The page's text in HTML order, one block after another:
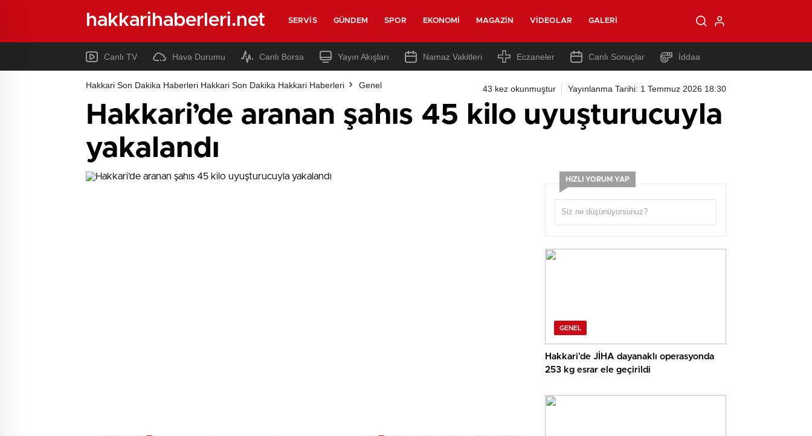
hakkarihaberleri.net SERVIS GÜNDEM SPOR EKONOMI MAGAZIN VIDEOLAR GALERI
Canlı TV Hava Durumu Canlı Borsa Yayın Akışları Namaz Vakitleri Eczaneler Canlı Sonuçlar İddaa
Hakkari Son Dakika Haberleri Hakkari Son Dakika Hakkari Haberleri Genel 43 kez okunmuştur Yayınlanma Tarihi: 1 Temmuz 2026 18:30
Hakkari’de aranan şahıs 45 kilo uyuşturucuyla
yakalandı
HIZLI YORUM YAP
GENEL
Hakkari’de JİHA dayanaklı operasyonda
253 kg esrar ele geçirildi